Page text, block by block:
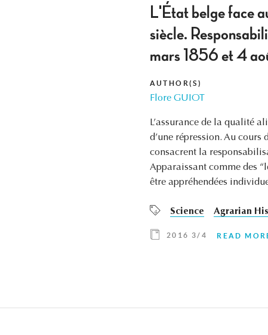
L'État belge face
siècle.
mars 1856 et 4
AUTHOR(S)
Flore GUIOT
L’assurance de la qualité
d’une répression. Au cours
consacrent la
Apparaissant comme des
être appréhendées
Science Agrarian
2016 3/4 READ